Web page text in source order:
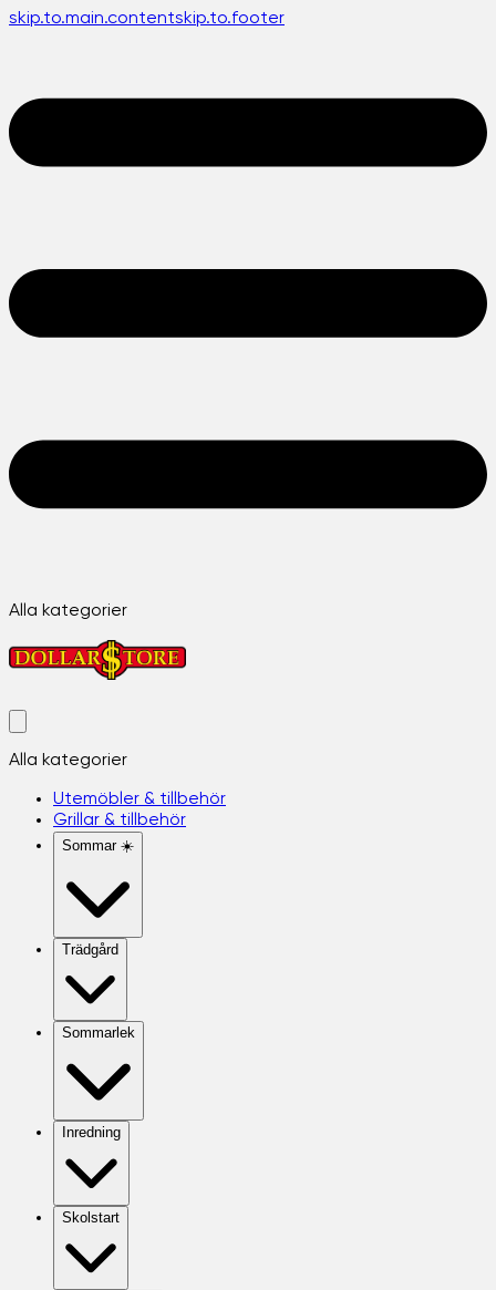
skip.to.main.contentskip.to.footer
Alla kategorier
Alla kategorier
Utemöbler & tillbehör
Grillar & tillbehör
Sommar ☀️
Trädgård
Sommarlek
Inredning
Skolstart